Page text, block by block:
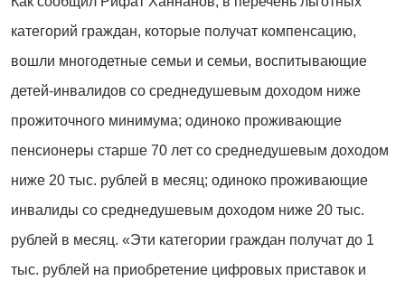
категорий граждан, которые получат компенсацию,
вошли многодетные семьи и семьи, воспитывающие
детей-инвалидов со среднедушевым доходом ниже
прожиточного минимума; одиноко проживающие
пенсионеры старше 70 лет со среднедушевым доходом
ниже 20 тыс. рублей в месяц; одиноко проживающие
инвалиды со среднедушевым доходом ниже 20 тыс.
рублей в месяц. «Эти категории граждан получат до 1
тыс. рублей на приобретение цифровых приставок и